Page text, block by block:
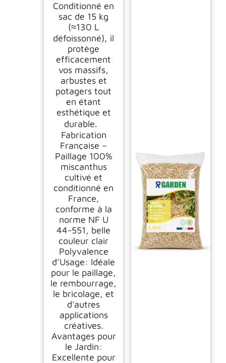
Conditionné en
sac de 15 kg
(≈130 L
défoissonné), il
protège
efficacement
vos massifs,
arbustes et
potagers tout
en étant
esthétique et
durable.
Fabrication
Française –
Paillage 100%
miscanthus
cultivé et
conditionné en
France,
conforme à la
norme NF U
44-551, belle
couleur clair
Polyvalence
d’Usage: Idéale
pour le paillage,
le rembourrage,
le bricolage, et
d'autres
applications
créatives.
Avantages pour
le Jardin:
Excellente pour